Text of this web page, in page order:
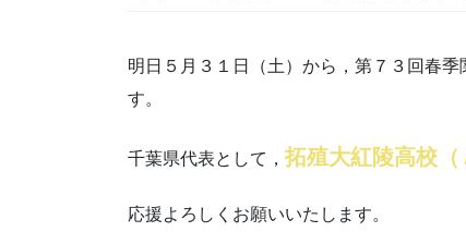
明日５月３１日（土）から，第７３回春
す。
千葉県代表として， 拓殖大紅陵高校（
応援よろしくお願いいたします。